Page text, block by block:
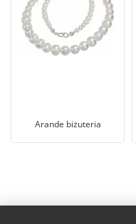
Arande biżuteria